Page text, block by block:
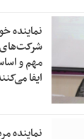
نماینده
شرکت‌های
مهم و
ایفا
نماینده